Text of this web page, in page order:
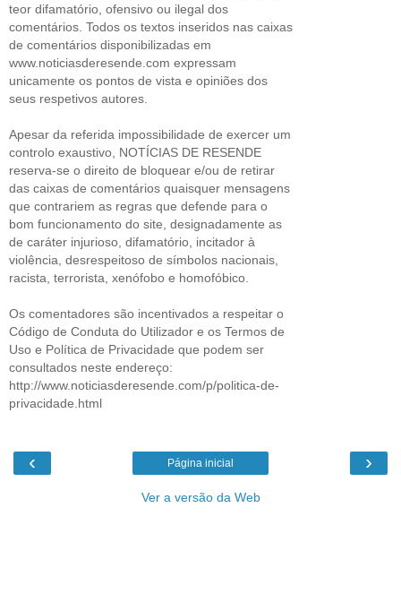
teor difamatório, ofensivo ou ilegal dos
comentários. Todos os textos inseridos nas caixas
de comentários disponibilizadas em
www.noticiasderesende.com expressam
unicamente os pontos de vista e opiniões dos
seus respetivos autores.
Apesar da referida impossibilidade de exercer um
controlo exaustivo, NOTÍCIAS DE RESENDE
reserva-se o direito de bloquear e/ou de retirar
das caixas de comentários quaisquer mensagens
que contrariem as regras que defende para o
bom funcionamento do site, designadamente as
de caráter injurioso, difamatório, incitador à
violência, desrespeitoso de símbolos nacionais,
racista, terrorista, xenófobo e homofóbico.
Os comentadores são incentivados a respeitar o
Código de Conduta do Utilizador e os Termos de
Uso e Política de Privacidade que podem ser
consultados neste endereço:
http://www.noticiasderesende.com/p/politica-de-
privacidade.html
‹ ›
Página inicial
Ver a versão da Web